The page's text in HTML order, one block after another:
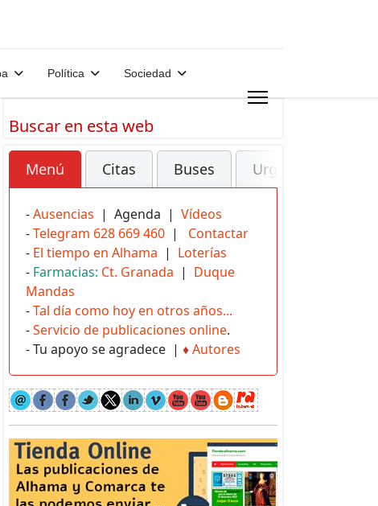
Política Sociedad
Buscar en esta web
Menú Citas Buses Urgencias
-Ausencias | Agenda | Vídeos
-Telegram 628 669 460 | Contactar
- El tiempo en Alhama | Loterías
- Farmacias: Ct. Granada | Duque
Mandas
-Tal día como hoy en otros años...
-Servicio de publicaciones online.
- Tu apoyo se agradece | ♦Autores